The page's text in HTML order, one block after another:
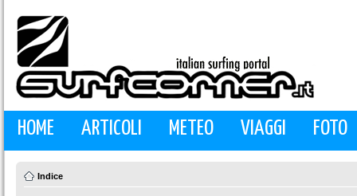
HOME ARTICOLI METEO VIAGGI FOTO
Indice